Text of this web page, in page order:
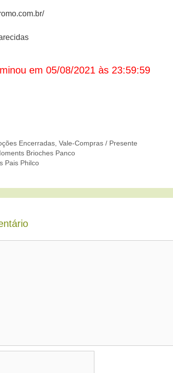
em 05/08/2021 às 23:59:59
Encerradas ,Vale-Compras / Presente
Brioches Panco
Pais Philco